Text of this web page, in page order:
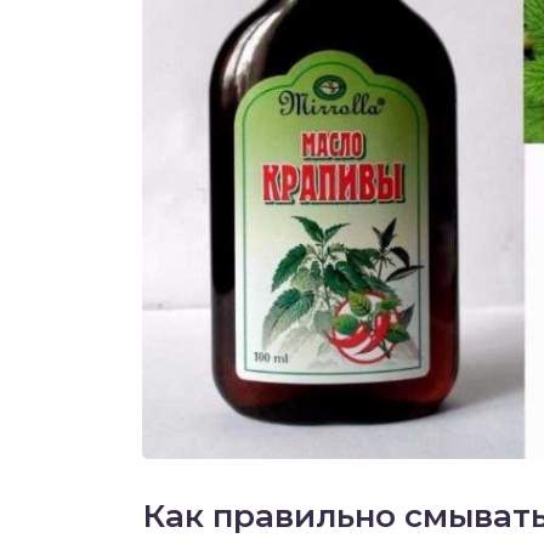
Как правильно